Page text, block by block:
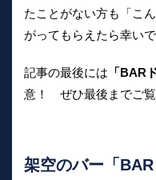
たことがない方も「こ
がってもらえたら幸いで
記事の最後には 「BAR
意！ ぜひ最後までご覧
架空のバー「